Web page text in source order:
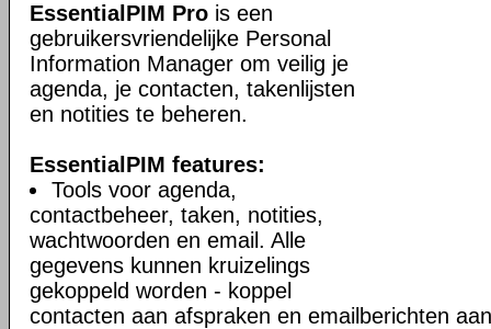
EssentialPIM Pro is een
gebruikersvriendelijke Personal
Information Manager om veilig je
agenda, je contacten, takenlijsten
en notities te beheren.
EssentialPIM features:
Tools voor agenda,
contactbeheer, taken, notities,
wachtwoorden en email. Alle
gegevens kunnen kruizelings
gekoppeld worden - koppel
contacten aan afspraken en emailberichten